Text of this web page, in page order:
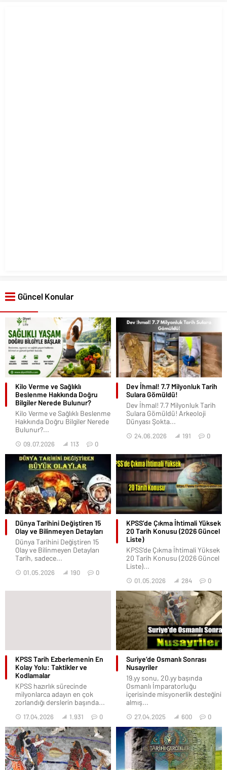
Güncel Konular
Kilo Verme ve Sağlıklı
Beslenme Hakkında Doğru
Bilgiler Nerede Bulunur?
Kilo Verme ve Sağlıklı Beslenme
Hakkında Doğru Bilgiler Nerede
Bulunur?...
09.07.2026 113 0
Dev İhmal! 7.7 Milyonluk Tarih
Sulara Gömüldü!
Dev İhmal! 7.7 Milyonluk Tarih
Sulara Gömüldü! Arkeoloji
Dünyası Şokta...
24.06.2026 191 0
Dünya Tarihini Değiştiren 15
Olay ve Bilinmeyen Detayları
Dünya Tarihini Değiştiren 15
Olay ve Bilinmeyen Detayları
Tarih, sadece...
01.05.2026 190 0
KPSS’de Çıkma İhtimali Yüksek
20 Tarih Konusu (2026 Güncel
Liste)
KPSS’de Çıkma İhtimali Yüksek
20 Tarih Konusu (2026 Güncel
Liste)...
01.05.2026 284 0
KPSS Tarih Ezberlemenin En
Kolay Yolu: Taktikler ve
Kodlamalar
KPSS hazırlık sürecinde
milyonlarca adayın en çok
zorlandığı derslerin başında...
17.04.2026 1.931 0
Suriye’de Osmanlı Sonrası
Nusayriler
19.yy sonu, 20.yy başında
Osmanlı İmparatorluğu
içerisinde misyonerlik desteğini
almış...
27.04.2025 600 0